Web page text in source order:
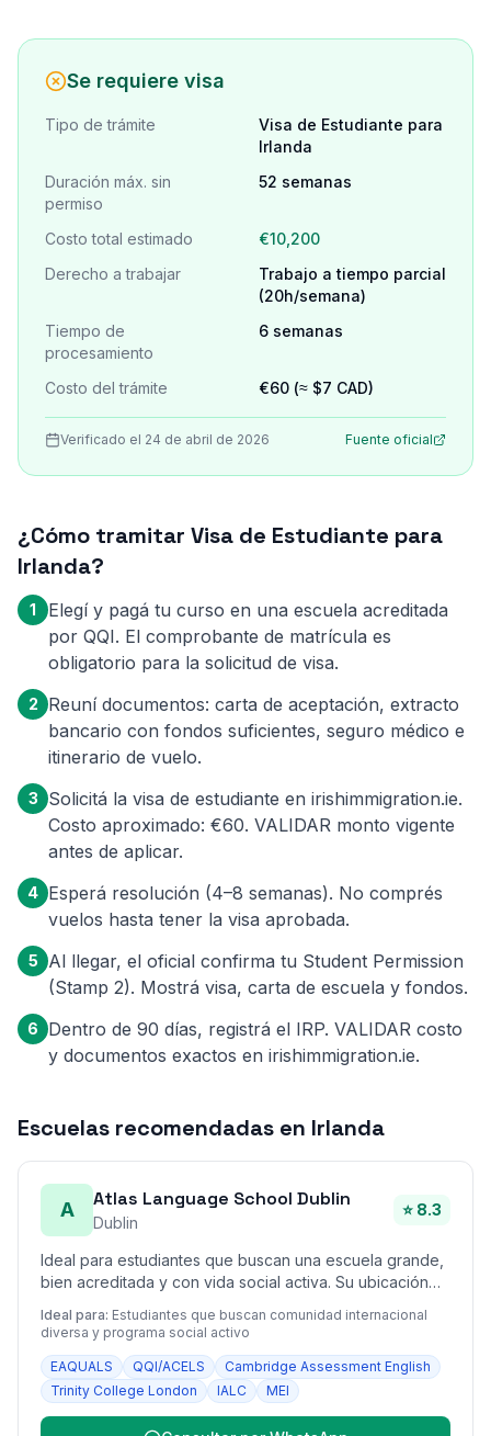
Se requiere visa
Tipo de trámite
Visa de Estudiante para
Irlanda
Duración máx. sin
permiso
52 semanas
Costo total estimado
€10,200
Derecho a trabajar
Trabajo a tiempo parcial
(20h/semana)
Tiempo de
procesamiento
6 semanas
Costo del trámite €60 (≈ $7 CAD)
Verificado el 24 de abril de 2026 Fuente oficial
¿Cómo tramitar Visa de Estudiante para
Irlanda?
1
Elegí y pagá tu curso en una escuela acreditada
por QQI. El comprobante de matrícula es
obligatorio para la solicitud de visa.
2
Reuní documentos: carta de aceptación, extracto
bancario con fondos suficientes, seguro médico e
itinerario de vuelo.
3
Solicitá la visa de estudiante en irishimmigration.ie.
Costo aproximado: €60. VALIDAR monto vigente
antes de aplicar.
4 Esperá resolución (4–8 semanas). No comprés
vuelos hasta tener la visa aprobada.
5
Al llegar, el oficial confirma tu Student Permission
(Stamp 2). Mostrá visa, carta de escuela y fondos.
6
Dentro de 90 días, registrá el IRP. VALIDAR costo
y documentos exactos en irishimmigration.ie.
Escuelas recomendadas en Irlanda
A Atlas Language School Dublin
Dublin
⭐ 8.3
Ideal para estudiantes que buscan una escuela grande,
bien acreditada y con vida social activa. Su ubicación
algo más económicos que en el corazón de Dublín.
Ideal para: Estudiantes que buscan comunidad internacional
diversa y programa social activo
EAQUALS QQI/ACELS
Cambridge Assessment English
Trinity College London
IALC MEI